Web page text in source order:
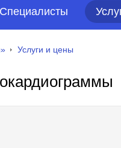
Специалисты
Услуги и цены